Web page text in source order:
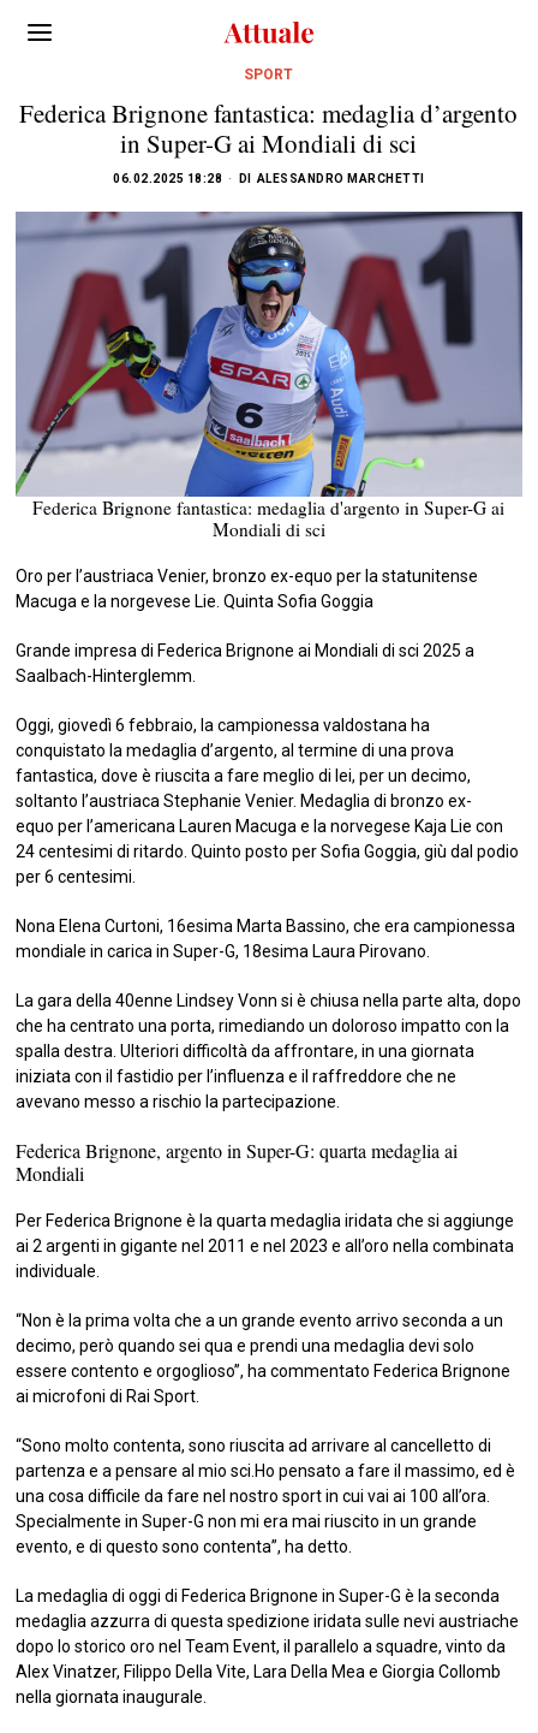
SPORT
Federica Brignone fantastica: medaglia d’argento
in Super-G ai Mondiali di sci
06.02.2025 18:28 DI ALESSANDRO MARCHETTI
Federica Brignone fantastica: medaglia d'argento in Super-G ai
Mondiali di sci
Oro per l’austriaca Venier, bronzo ex-equo per la statunitense
Macuga e la norgevese Lie. Quinta Sofia Goggia
Grande impresa di Federica Brignone ai Mondiali di sci 2025 a
Saalbach-Hinterglemm.
Oggi, giovedì 6 febbraio, la campionessa valdostana ha
conquistato la medaglia d’argento, al termine di una prova
fantastica, dove è riuscita a fare meglio di lei, per un decimo,
soltanto l’austriaca Stephanie Venier. Medaglia di bronzo ex-
equo per l’americana Lauren Macuga e la norvegese Kaja Lie con
24 centesimi di ritardo. Quinto posto per Sofia Goggia, giù dal podio
per 6 centesimi.
Nona Elena Curtoni, 16esima Marta Bassino, che era campionessa
mondiale in carica in Super-G, 18esima Laura Pirovano.
La gara della 40enne Lindsey Vonn si è chiusa nella parte alta, dopo
che ha centrato una porta, rimediando un doloroso impatto con la
spalla destra. Ulteriori difficoltà da affrontare, in una giornata
iniziata con il fastidio per l’influenza e il raffreddore che ne
avevano messo a rischio la partecipazione.
Federica Brignone, argento in Super-G: quarta medaglia ai
Mondiali
Per Federica Brignone è la quarta medaglia iridata che si aggiunge
ai 2 argenti in gigante nel 2011 e nel 2023 e all’oro nella combinata
individuale.
“Non è la prima volta che a un grande evento arrivo seconda a un
decimo, però quando sei qua e prendi una medaglia devi solo
essere contento e orgoglioso”, ha commentato Federica Brignone
ai microfoni di Rai Sport.
“Sono molto contenta, sono riuscita ad arrivare al cancelletto di
partenza e a pensare al mio sci.Ho pensato a fare il massimo, ed è
una cosa difficile da fare nel nostro sport in cui vai ai 100 all’ora.
Specialmente in Super-G non mi era mai riuscito in un grande
evento, e di questo sono contenta”, ha detto.
La medaglia di oggi di Federica Brignone in Super-G è la seconda
medaglia azzurra di questa spedizione iridata sulle nevi austriache
dopo lo storico oro nel Team Event, il parallelo a squadre, vinto da
Alex Vinatzer, Filippo Della Vite, Lara Della Mea e Giorgia Collomb
nella giornata inaugurale.